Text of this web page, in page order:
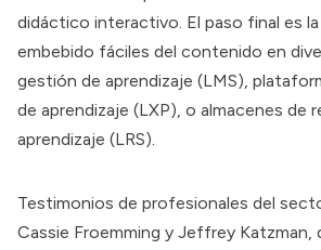
didáctico interactivo. El paso final es
embebido fáciles del contenido en
gestión de aprendizaje (LMS),
de aprendizaje (LXP), o almacenes de
aprendizaje (LRS).
Testimonios de profesionales del
Cassie Froemming y Jeffrey Katzman,